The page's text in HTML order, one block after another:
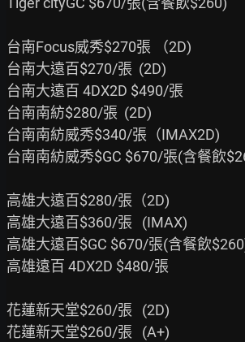
台南Focus威秀$270張 （2D)
台南大遠百$270/張  (2D)
台南大遠百 4DX2D $490/張
台南南紡$280/張  (2D)
台南南紡威秀$340/張（IMAX2D)
台南南紡威秀$GC $670/張(含餐飲
高雄大遠百$280/張（2D)
高雄大遠百$360/張   (IMAX)
高雄大遠百$GC $670/張(含餐飲
高雄遠百 4DX2D $480/張
花蓮新天堂$260/張   (2D)
花蓮新天堂$260/張   (A+)